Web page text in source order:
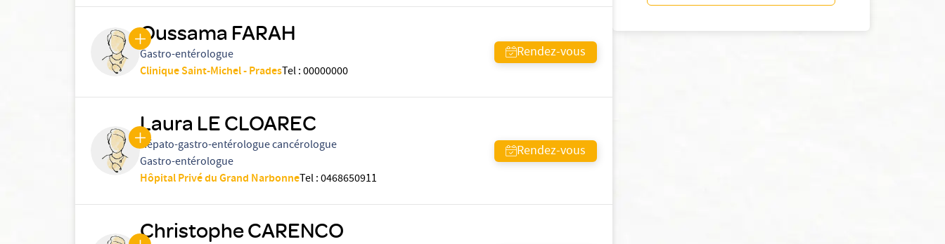
Oussama FARAH
Gastro-entérologue
Clinique Saint-Michel - PradesTel:00000000
Rendez-vous
Laura LE CLOAREC
Hépato-gastro-entérologue cancérologue
Gastro-entérologue
Hôpital Privé du Grand NarbonneTel:0468650911
Rendez-vous
Christophe CARENCO